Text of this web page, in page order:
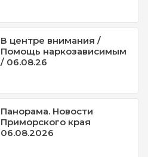
В центре внимания /
Помощь наркозависимым
/ 06.08.26
Панорама. Новости
Приморского края
06.08.2026